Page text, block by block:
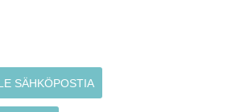
SÄHKÖPOSTIA